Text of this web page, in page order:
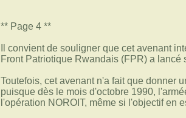
** Page 4 **
Il convient de souligner que cet avenant
Front Patriotique Rwandais (FPR) a lancé
Toutefois, cet avenant n'a fait que donner
puisque dès le mois d'octobre 1990,
l'opération NOROIT, même si l'objectif en